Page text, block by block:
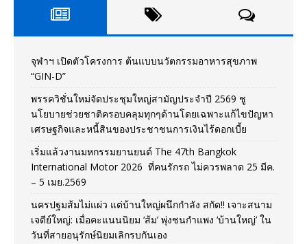
จุฬาฯ เปิดตัวโครงการ ต้นแบบนวัตกรรมอาหารสุขภาพ
“GIN-D”
พรรควิชั่นใหม่จัดประชุมใหญ่สามัญประจำปี 2569 ชู
นโยบายช่วยชาติครอบคลุมทุกๆด้านโดยเฉพาะแก้ไขปัญหา
เศรษฐกิจและหนี้สินของประชาชนการเงินไร้ดอกเบี้ย
เริ่มแล้วงานมหกรรมยานยนต์ The 47th Bangkok
International Motor 2026 ที่คนรักรถ ไม่ควรพลาด 25 มีค.
– 5 เมย.2569
นครปฐมส้มไม่แผ่ว แต่บ้านใหญ่ผนึกกำลัง สกัด!! เจาะสนาม
เจดีย์ใหญ่: เมื่อคะแนนนิยม ‘ส้ม’ พุ่งชนกำแพง ‘บ้านใหญ่’ ใน
วันที่สายอนุรักษ์นิยมเลิกรบกันเอง